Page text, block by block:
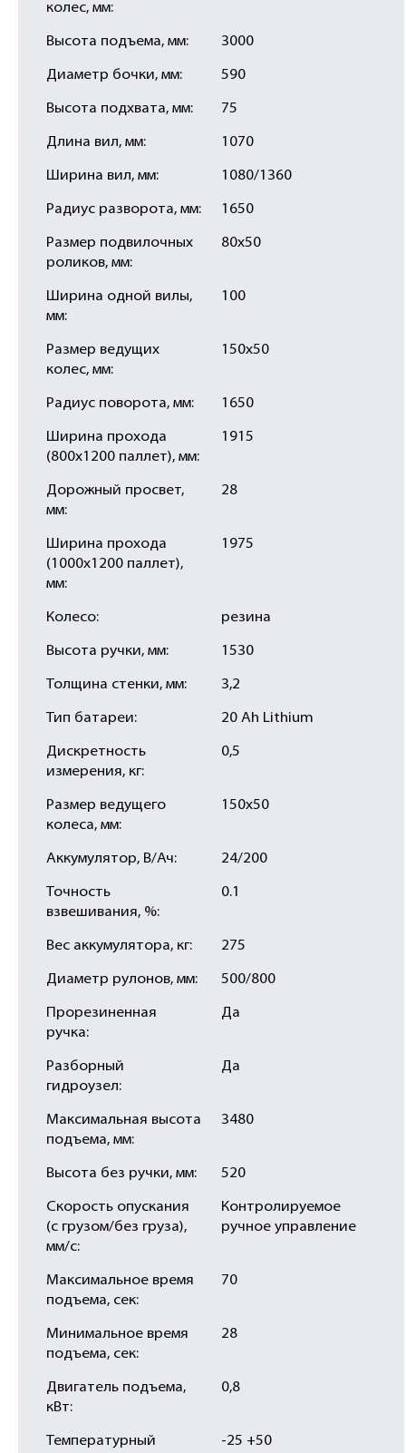
колес, мм:
Высота подъема, мм: 3000
Диаметр бочки, мм: 590
Высота подхвата, мм: 75
Длина вил, мм: 1070
Ширина вил, мм: 1080/1360
Радиус разворота, мм: 1650
Размер подвилочных
роликов, мм:
80х50
Ширина одной вилы,
мм:
100
Размер ведущих
колес, мм:
150х50
Радиус поворота, мм: 1650
Ширина прохода
(800х1200 паллет), мм:
1915
Дорожный просвет,
мм:
28
Ширина прохода
(1000х1200 паллет),
мм:
1975
Колесо: резина
Высота ручки, мм: 1530
Толщина стенки, мм: 3,2
Тип батареи: 20 Ah Lithium
Дискретность
измерения, кг:
0,5
Размер ведущего
колеса, мм:
150х50
Аккумулятор, В/Ач: 24/200
Точность
взвешивания, %:
0.1
Вес аккумулятора, кг: 275
Диаметр рулонов, мм: 500/800
Прорезиненная
ручка:
Да
Разборный
гидроузел:
Да
Максимальная высота
подъема, мм:
3480
Высота без ручки, мм: 520
Скорость опускания
(с грузом/без груза),
мм/с:
Контролируемое
ручное управление
Максимальное время
подъема, сек:
70
Минимальное время
подъема, сек:
28
Двигатель подъема,
кВт:
0,8
Температурный -25 +50